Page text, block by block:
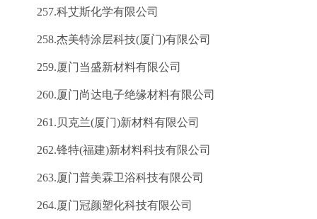
257.科艾斯化学有限公司
258.杰美特涂层科技(厦门)有限公司
259.厦门当盛新材料有限公司
260.厦门尚达电子绝缘材料有限公司
261.贝克兰(厦门)新材料有限公司
262.锋特(福建)新材料科技有限公司
263.厦门普美霖卫浴科技有限公司
264.厦门冠颜塑化科技有限公司